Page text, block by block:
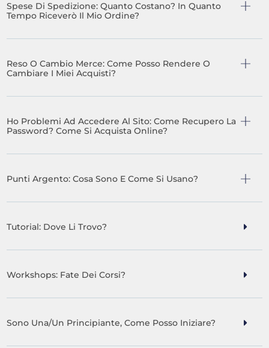
Spese Di Spedizione: Quanto Costano? In Quanto
Tempo Riceverò Il Mio Ordine?
Reso O Cambio Merce: Come Posso Rendere O
Cambiare I Miei Acquisti?
Ho Problemi Ad Accedere Al Sito: Come Recupero La
Password? Come Si Acquista Online?
Punti Argento: Cosa Sono E Come Si Usano?
Tutorial: Dove Li Trovo?
Workshops: Fate Dei Corsi?
Sono Una/un Principiante, Come Posso Iniziare?